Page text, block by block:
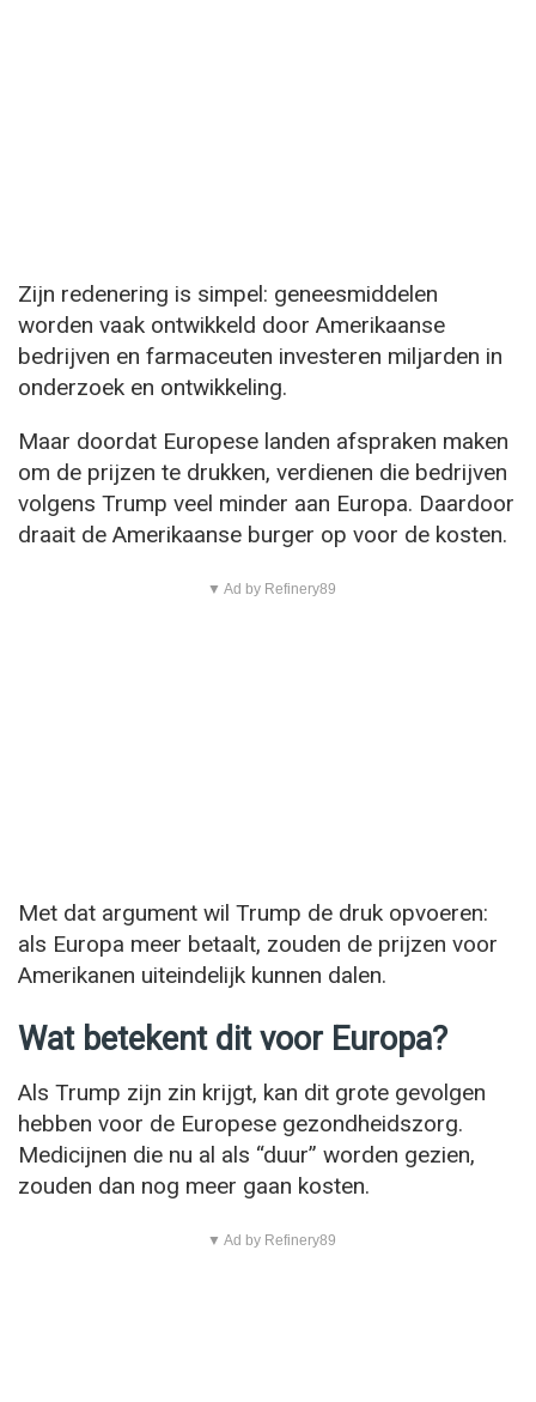
Zijn redenering is simpel: geneesmiddelen
worden vaak ontwikkeld door Amerikaanse
bedrijven en farmaceuten investeren miljarden in
onderzoek en ontwikkeling.
Maar doordat Europese landen afspraken maken
om de prijzen te drukken, verdienen die bedrijven
volgens Trump veel minder aan Europa. Daardoor
draait de Amerikaanse burger op voor de kosten.
▼ Ad by Refinery89
Met dat argument wil Trump de druk opvoeren:
als Europa meer betaalt, zouden de prijzen voor
Amerikanen uiteindelijk kunnen dalen.
Wat betekent dit voor Europa?
Als Trump zijn zin krijgt, kan dit grote gevolgen
hebben voor de Europese gezondheidszorg.
Medicijnen die nu al als “duur” worden gezien,
zouden dan nog meer gaan kosten.
▼ Ad by Refinery89